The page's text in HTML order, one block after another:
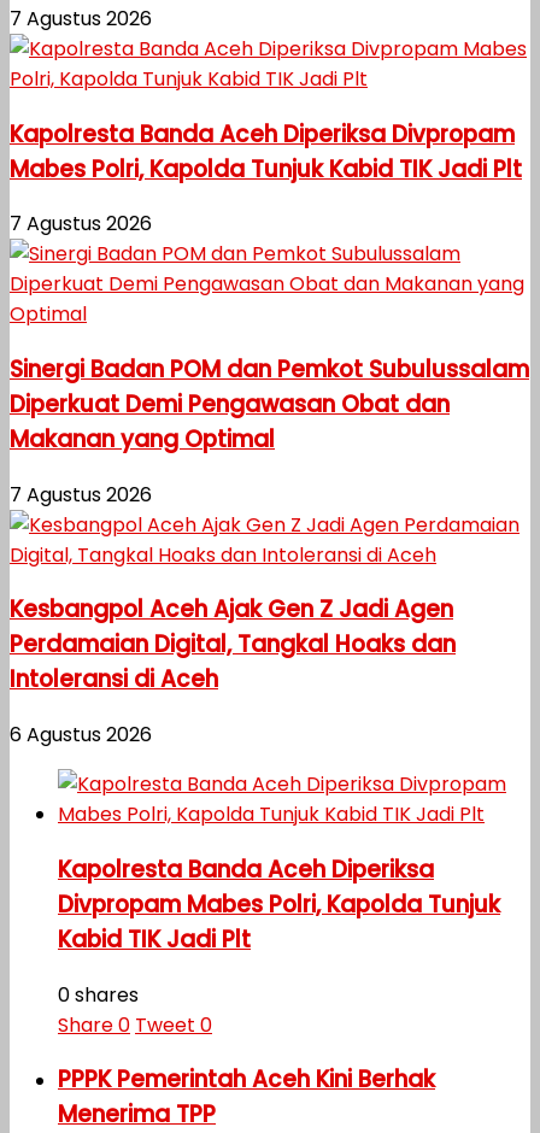
7 Agustus 2026
Kapolresta Banda Aceh Diperiksa Divpropam
Mabes Polri, Kapolda Tunjuk Kabid TIK Jadi Plt
7 Agustus 2026
Sinergi Badan POM dan Pemkot Subulussalam
Diperkuat Demi Pengawasan Obat dan
Makanan yang Optimal
7 Agustus 2026
Kesbangpol Aceh Ajak Gen Z Jadi Agen
Perdamaian Digital, Tangkal Hoaks dan
Intoleransi di Aceh
6 Agustus 2026
Kapolresta Banda Aceh Diperiksa
Divpropam Mabes Polri, Kapolda Tunjuk
Kabid TIK Jadi Plt
0 shares
Share0 Tweet 0
PPPK Pemerintah Aceh Kini Berhak
Menerima TPP